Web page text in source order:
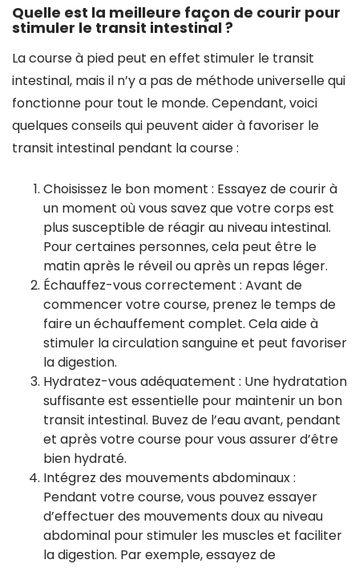
Quelle est la meilleure façon de courir pour
stimuler le transit intestinal ?
La course à pied peut en effet stimuler le transit
intestinal, mais il n’y a pas de méthode universelle qui
fonctionne pour tout le monde. Cependant, voici
quelques conseils qui peuvent aider à favoriser le
transit intestinal pendant la course :
Choisissez le bon moment : Essayez de courir à
un moment où vous savez que votre corps est
plus susceptible de réagir au niveau intestinal.
Pour certaines personnes, cela peut être le
matin après le réveil ou après un repas léger.
Échauffez-vous correctement : Avant de
commencer votre course, prenez le temps de
faire un échauffement complet. Cela aide à
stimuler la circulation sanguine et peut favoriser
la digestion.
Hydratez-vous adéquatement : Une hydratation
suffisante est essentielle pour maintenir un bon
transit intestinal. Buvez de l’eau avant, pendant
et après votre course pour vous assurer d’être
bien hydraté.
Intégrez des mouvements abdominaux :
Pendant votre course, vous pouvez essayer
d’effectuer des mouvements doux au niveau
abdominal pour stimuler les muscles et faciliter
la digestion. Par exemple, essayez de